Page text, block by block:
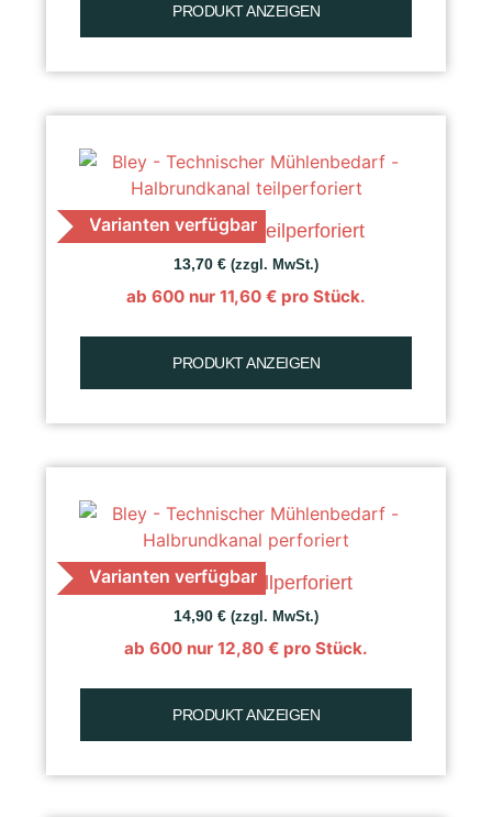
PRODUKT ANZEIGEN
Varianten verfügbar
K 30 Getreide, teilperforiert
13,70 € (zzgl. MwSt.)
ab 600 nur 11,60 € pro Stück.
PRODUKT ANZEIGEN
Varianten verfügbar
K 30 Raps, vollperforiert
14,90 € (zzgl. MwSt.)
ab 600 nur 12,80 € pro Stück.
PRODUKT ANZEIGEN